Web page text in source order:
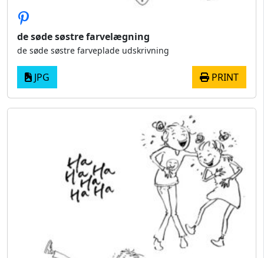
de søde søstre farvelægning
de søde søstre farveplade udskrivning
JPG PRINT